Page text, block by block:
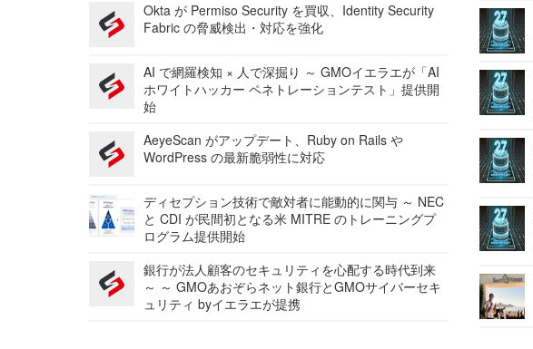
Okta が Permiso Security を買収、Identity Security
Fabric の脅威検出・対応を強化
AI で網羅検知 × 人で深掘り ～ GMOイエラエが「AI
ホワイトハッカー ペネトレーションテスト」提供開
始
AeyeScan がアップデート、Ruby on Rails や
WordPress の最新脆弱性に対応
ディセプション技術で敵対者に能動的に関与 ～ NEC
と CDI が民間初となる米 MITRE のトレーニングプ
ログラム提供開始
銀行が法人顧客のセキュリティを心配する時代到来
～ ～ GMOあおぞらネット銀行とGMOサイバーセキ
ュリティ byイエラエが提携